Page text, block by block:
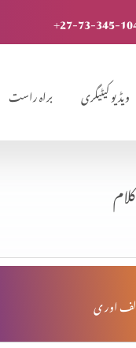
براہ راست ویڈیو کیٹیگری
اور ی